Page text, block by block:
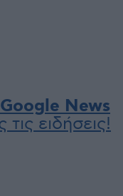
Google News
ειδήσεις!